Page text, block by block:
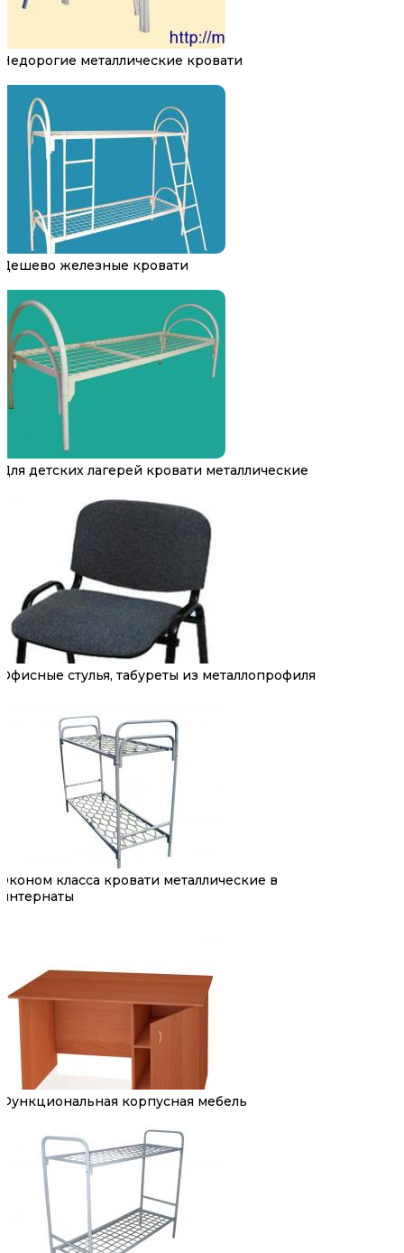
Недорогие металлические кровати
Дешево железные кровати
Для детских лагерей кровати металлические
Офисные стулья, табуреты из металлопрофиля
Эконом класса кровати металлические в
интернаты
Функциональная корпусная мебель